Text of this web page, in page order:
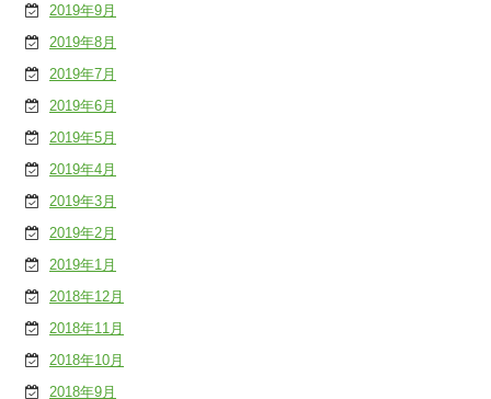
2019年9月
2019年8月
2019年7月
2019年6月
2019年5月
2019年4月
2019年3月
2019年2月
2019年1月
2018年12月
2018年11月
2018年10月
2018年9月